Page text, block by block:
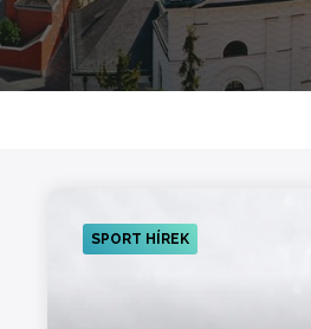
SPORT HÍREK